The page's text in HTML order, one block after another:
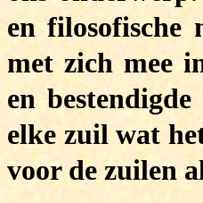
en filosofische
met zich mee
en
elke zuil wat
voor de zuilen